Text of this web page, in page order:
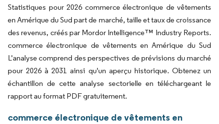
Statistiques pour 2026 commerce électronique de vêtements
en Amérique du Sud part de marché, taille et taux de croissance
des revenus, créés par Mordor Intelligence™ Industry Reports.
commerce électronique de vêtements en Amérique du Sud
L'analyse comprend des perspectives de prévisions du marché
pour 2026 à 2031 ainsi qu'un aperçu historique. Obtenez un
échantillon de cette analyse sectorielle en téléchargeant le
rapport au format PDF gratuitement.
commerce électronique de vêtements en